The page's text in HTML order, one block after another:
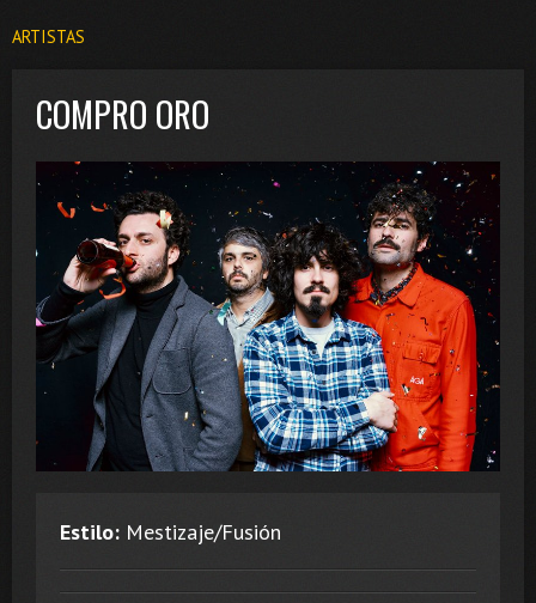
ARTISTAS
COMPRO ORO
Estilo: Mestizaje/Fusión